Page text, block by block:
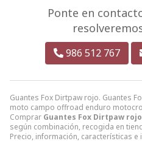
Guantes Fox Dirtpaw rojo. Guantes
moto campo offroad enduro
Comprar Guantes Fox Dirtpaw rojo
según combinación, recogida en
Precio, información, características e
Ponte en
986 512 767